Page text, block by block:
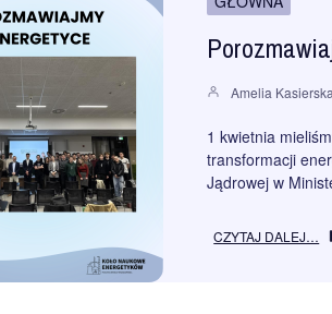
Amelia Kasierska
1 kwietnia
transformacji
Jądrowej w
CZYTAJ DALEJ…